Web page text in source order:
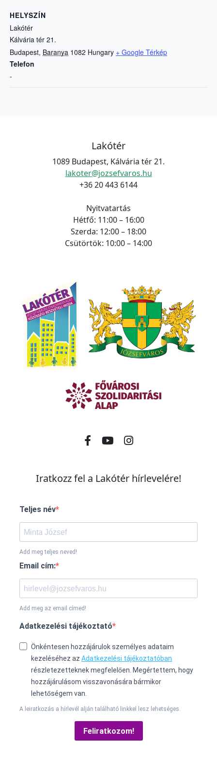
HELYSZÍN
Lakótér
Kálvária tér 21.
Budapest, Baranya 1082 Hungary + Google Térkép
Telefon
-
Lakótér
1089 Budapest, Kálvária tér 21.
lakoter@jozsefvaros.hu
+36 20 443 6144
Nyitvatartás
Hétfő: 11:00 – 16:00
Szerda: 12:00 – 18:00
Csütörtök: 10:00 – 14:00
Iratkozz fel a Lakótér hírlevelére!
Teljes név
Add meg teljes neved!
Email cím:
Add meg az email címed!
Adatkezelési tájékoztató
Önkéntesen hozzájárulok személyes adataim
kezeléséhez az Adatkezelési tájékoztatóban
részletezetteknek megfelelően. Megértettem, hogy
hozzájárulásom visszavonására bármikor
lehetőségem van.
A leiratkozás a hírlevél alján található linkkel lesz lehetséges.
Feliratkozom!